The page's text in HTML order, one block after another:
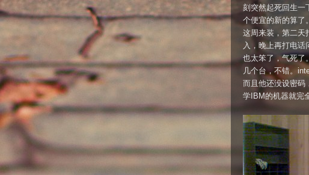
刻突然起死回生一
个便宜的新的算了
这周来装，第二天
入，晚上再打电话
也太笨了，气死了
几个台，不错。
而且他还没设密码
学IBM的机器就完